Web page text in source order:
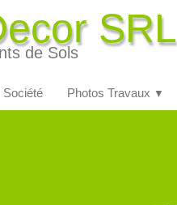
SRL
de Sols
Société Photos Travaux ▼